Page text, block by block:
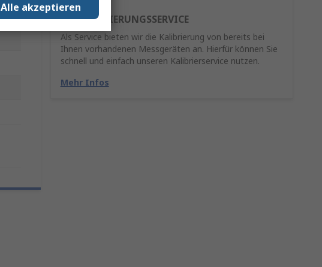
RE-KALIBRIERUNGSSERVICE
Als Service bieten wir die Kalibrierung von bereits bei
Ihnen vorhandenen Messgeräten an. Hierfür können Sie
schnell und einfach unseren Kalibrierservice nutzen.
Mehr Infos
Alle akzeptieren